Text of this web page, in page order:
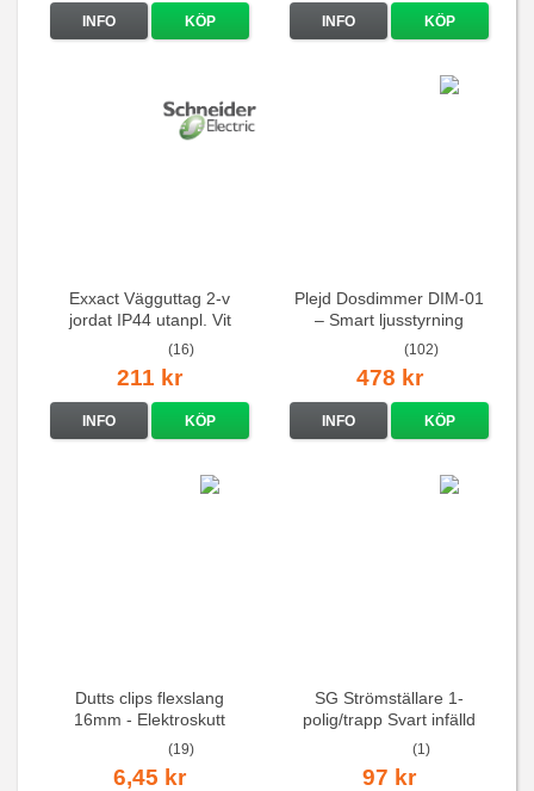
INFO KÖP INFO KÖP
Exxact Vägguttag 2-v
jordat IP44 utanpl. Vit
(16)
211 kr
INFO KÖP
Plejd Dosdimmer DIM-01
– Smart ljusstyrning
(102)
478 kr
INFO KÖP
Dutts clips flexslang
16mm - Elektroskutt
(19)
6,45 kr
SG Strömställare 1-
polig/trapp Svart infälld
(1)
97 kr